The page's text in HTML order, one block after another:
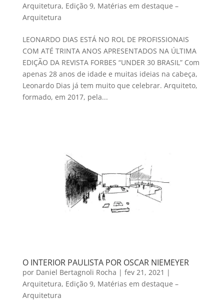
Arquitetura, Edição 9, Matérias em destaque –
Arquitetura
LEONARDO DIAS ESTÁ NO ROL DE PROFISSIONAIS
COM ATÉ TRINTA ANOS APRESENTADOS NA ÚLTIMA
EDIÇÃO DA REVISTA FORBES “UNDER 30 BRASIL” Com
apenas 28 anos de idade e muitas ideias na cabeça,
Leonardo Dias já tem muito que celebrar. Arquiteto,
formado, em 2017, pela...
O INTERIOR PAULISTA POR OSCAR NIEMEYER
por Daniel Bertagnoli Rocha | fev 21, 2021 |
Arquitetura, Edição 9, Matérias em destaque –
Arquitetura